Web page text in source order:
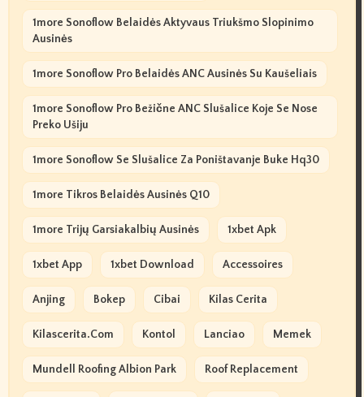
1more Sonoflow Belaidės Aktyvaus Triukšmo Slopinimo
Ausinės
1more Sonoflow Pro Belaidės ANC Ausinės Su Kaušeliais
1more Sonoflow Pro Bežične ANC Slušalice Koje Se Nose
Preko Ušiju
1more Sonoflow Se Slušalice Za Poništavanje Buke Hq30
1more Tikros Belaidės Ausinės Q10
1more Trijų Garsiakalbių Ausinės 1xbet Apk
1xbet App 1xbet Download Accessoires
Anjing Bokep Cibai Kilas Cerita
Kilascerita.com Kontol Lanciao Memek
Mundell Roofing Albion Park Roof Replacement